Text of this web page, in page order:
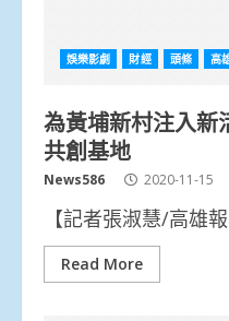
娛樂影劇 財經 頭條 高
為黃埔新村注入新
共創基地
News586 2020-11-15
【記者張淑慧/高雄
Read More